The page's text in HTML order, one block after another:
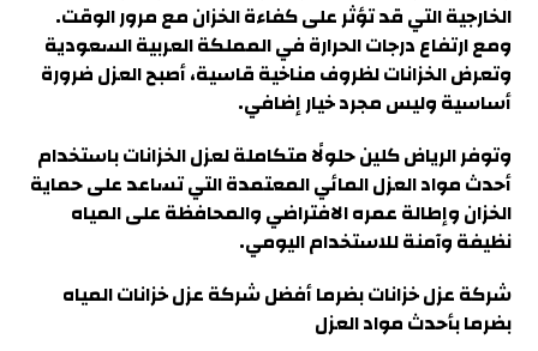
الخارجية التي قد تؤثر على كفاءة الخزان مع مرور الوقت.
ومع ارتفاع درجات الحرارة في المملكة العربية السعودية
وتعرض الخزانات لظروف مناخية قاسية، أصبح العزل ضرورة
أساسية وليس مجرد خيار إضافي.
وتوفر الرياض كلين حلولًا متكاملة لعزل الخزانات باستخدام
أحدث مواد العزل المائي المعتمدة التي تساعد على حماية
الخزان وإطالة عمره الافتراضي والمحافظة على المياه
نظيفة وآمنة للاستخدام اليومي.
شركة عزل خزانات بضرماأفضل شركة عزل خزانات المياه
بضرما بأحدث مواد العزل